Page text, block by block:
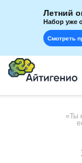
Смотреть
Летний
Набор уже
«Ты